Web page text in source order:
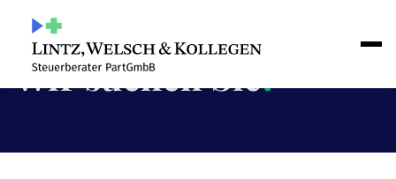
Wir suchen Sie!